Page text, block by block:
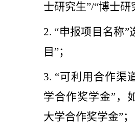
士研究生”/“博士研
2. “申报项目名称”
目”；
3. “可利用合作渠
学合作奖学金”，
大学合作奖学金”；